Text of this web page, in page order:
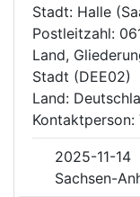
Stadt: Halle
Postleitzahl:
Land,
Stadt (DEE02)
Land:
2025-11-14
Sachsen-